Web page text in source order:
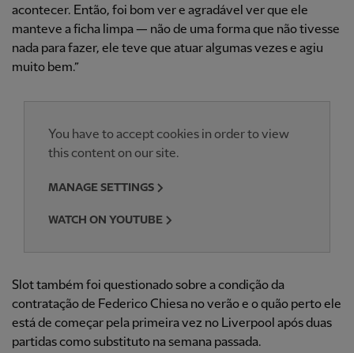
acontecer. Então, foi bom ver e agradável ver que ele
manteve a ficha limpa — não de uma forma que não tivesse
nada para fazer, ele teve que atuar algumas vezes e agiu
muito bem.”
You have to accept cookies in order to view
this content on our site.
MANAGE SETTINGS
WATCH ON YOUTUBE
Slot também foi questionado sobre a condição da
contratação de Federico Chiesa no verão e o quão perto ele
está de começar pela primeira vez no Liverpool após duas
partidas como substituto na semana passada.